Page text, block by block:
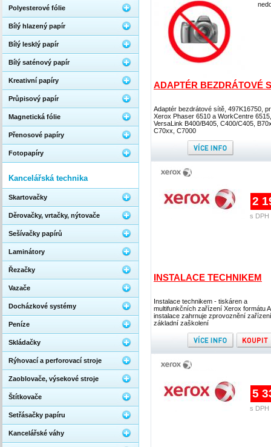
ADAPTÉR BEZDRÁTOVÉ
Adaptér bezdrátové sítě, 497K16750,
Xerox Phaser 6510 a WorkCentre 6515,
VersaLink B400/B405, C400/C405,
C70xx, C7000
INSTALACE TECHNIKEM
Instalace technikem - tiskáren a
multifunkčních zařízení Xerox formátu
instalace zahrnuje zprovoznění
základní zaškolení
2
s DPH
5
s DPH
Polyesterové fólie
Bílý hlazený papír
Bílý lesklý papír
Bílý saténový papír
Kreativní papíry
Průpisový papír
Magnetická fólie
Přenosové papíry
Fotopapíry
Kancelářská technika
Skartovačky
Děrovačky, vrtačky, nýtovače
Sešívačky papírů
Laminátory
Řezačky
Vazače
Docházkové systémy
Peníze
Skládačky
Rýhovací a perforovací stroje
Zaoblovače, výsekové stroje
Štítkovače
Setřásačky papíru
Kancelářské váhy